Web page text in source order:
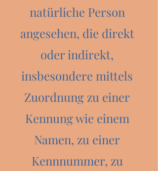
natürliche Person
angesehen, die direkt
oder indirekt,
insbesondere mittels
Zuordnung zu einer
Kennung wie einem
Namen, zu einer
Kennnummer, zu